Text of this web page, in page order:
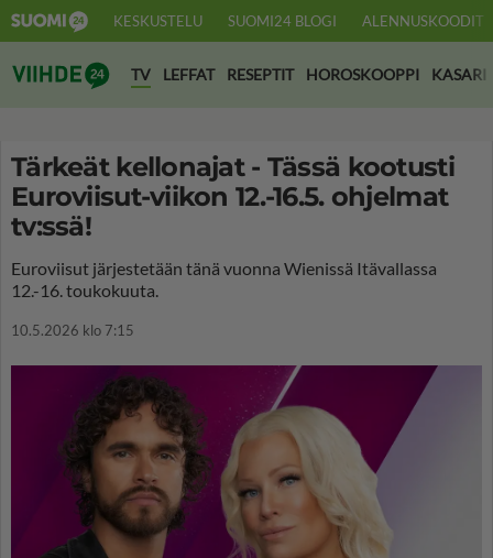
KESKUSTELU SUOMI24 BLOGI ALENNUSKOODIT
Suomi24 Viihde
TV LEFFAT RESEPTIT HOROSKOOPPI KASARI
Tärkeät kellonajat - Tässä kootusti
Euroviisut-viikon 12.-16.5. ohjelmat
tv:ssä!
Euroviisut järjestetään tänä vuonna Wienissä Itävallassa
12.-16. toukokuuta.
10.5.2026 klo 7:15